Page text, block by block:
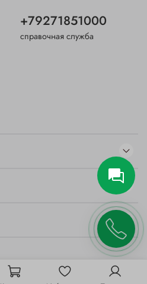
+79271851000
справочная служба